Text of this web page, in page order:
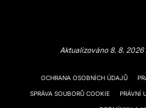
Aktualizováno 8. 8. 2026
OCHRANA OSOBNÍCH ÚDAJŮ
SPRÁVA SOUBORŮ COOKIE PRÁVNÍ